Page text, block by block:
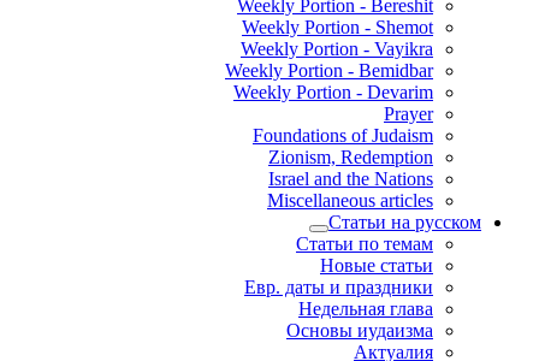
Weekly Portion - Bereshit
Weekly Portion - Shemot
Weekly Portion - Vayikra
Weekly Portion - Bemidbar
Weekly Portion - Devarim
Prayer
Foundations of Judaism
Zionism, Redemption
Israel and the Nations
Miscellaneous articles
Статьи на русском
Статьи по темам
Новые статьи
Евр. даты и праздники
Недельная глава
Основы иудаизма
Актуалия